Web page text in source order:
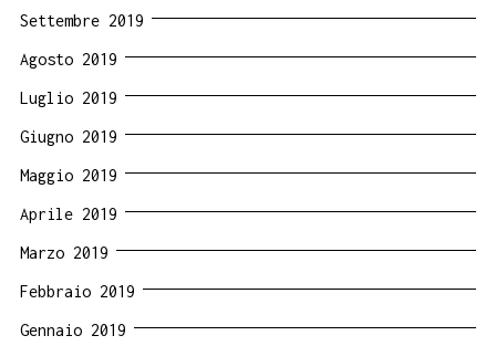
Settembre 2019
Agosto 2019
Luglio 2019
Giugno 2019
Maggio 2019
Aprile 2019
Marzo 2019
Febbraio 2019
Gennaio 2019